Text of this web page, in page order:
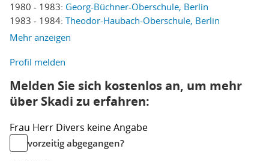
1980 - 1983: Georg-Büchner-Oberschule, Berlin
1983 - 1984: Theodor-Haubach-Oberschule, Berlin
Mehr anzeigen
Profil melden
Melden Sie sich kostenlos an, um mehr
über Skadi zu erfahren:
Frau Herr Divers keine Angabe
vorzeitig abgegangen?